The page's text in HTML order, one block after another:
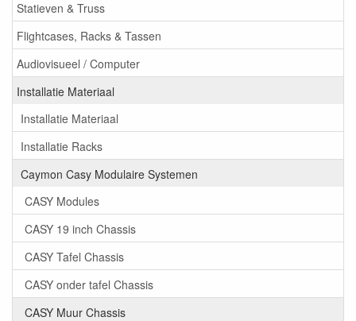
Statieven & Truss
Flightcases, Racks & Tassen
Audiovisueel / Computer
Installatie Materiaal
Installatie Materiaal
Installatie Racks
Caymon Casy Modulaire Systemen
CASY Modules
CASY 19 inch Chassis
CASY Tafel Chassis
CASY onder tafel Chassis
CASY Muur Chassis